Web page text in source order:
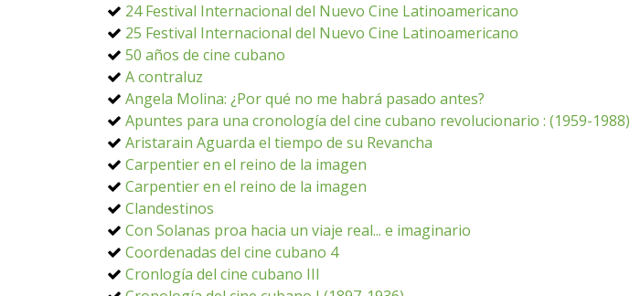
24 Festival Internacional del Nuevo Cine Latinoamericano
25 Festival Internacional del Nuevo Cine Latinoamericano
50 años de cine cubano
A contraluz
Angela Molina: ¿Por qué no me habrá pasado antes?
Apuntes para una cronología del cine cubano revolucionario : (1959-1988)
Aristarain Aguarda el tiempo de su Revancha
Carpentier en el reino de la imagen
Carpentier en el reino de la imagen
Clandestinos
Con Solanas proa hacia un viaje real... e imaginario
Coordenadas del cine cubano 4
Cronlogía del cine cubano III